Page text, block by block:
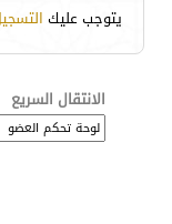
يتوجب عليك
الانتقال السريع